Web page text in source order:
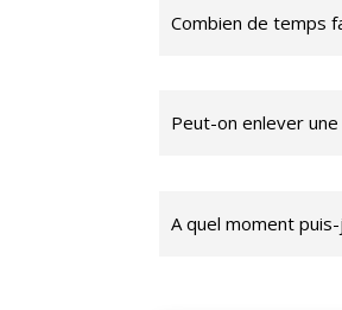
Combien de temps
Peut-on enlever
A quel moment